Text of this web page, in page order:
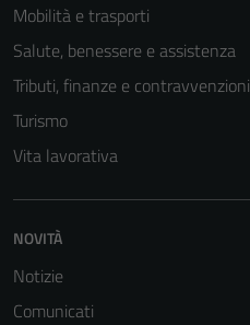
Mobilità e trasporti
Salute, benessere e assistenza
Tributi, finanze e contravvenzioni
Turismo
Vita lavorativa
NOVITÀ
Notizie
Comunicati